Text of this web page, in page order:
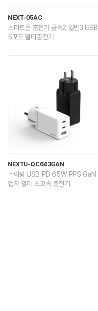
NEXT-05AC
스마트폰 충전기 급속2 일반3 USB
5포트 멀티충전기
NEXTU-QC643GAN
추이팡 USB PD 65W PPS GaN
접지 멀티 초고속 충전기